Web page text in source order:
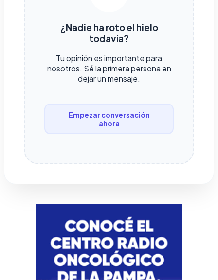
¿Nadie ha roto el hielo
todavía?
Tu opinión es importante para
nosotros. Sé la primera persona en
dejar un mensaje.
Empezar conversación
ahora